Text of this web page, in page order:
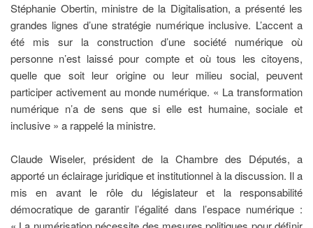
Stéphanie Obertin, ministre de la Digitalisation, a présenté les
grandes lignes d’une stratégie numérique inclusive. L’accent a
été mis sur la construction d’une société numérique où
personne n’est laissé pour compte et où tous les citoyens,
quelle que soit leur origine ou leur milieu social, peuvent
participer activement au monde numérique. « La transformation
numérique n’a de sens que si elle est humaine, sociale et
inclusive » a rappelé la ministre.
Claude Wiseler, président de la Chambre des Députés, a
apporté un éclairage juridique et institutionnel à la discussion. Il a
mis en avant le rôle du législateur et la responsabilité
démocratique de garantir l’égalité dans l’espace numérique :